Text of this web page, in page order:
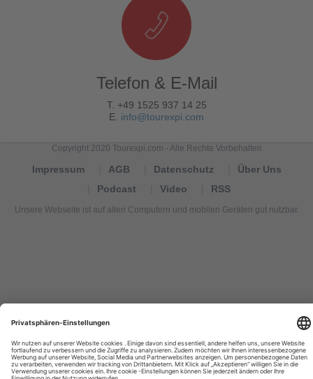
Telefon & E-Mail
T. +49 1525 937 14 25
E. info@tourexpi.com
Copyright 2020 Tourexpi.com - Alle Rechte Vorbehalten
Impressum AGB Datenschutz
Über Uns
Podcast
Video RSS
Unsere Webseite ist auf allen Computern und mobilen Geräten gut nutzbar.
de
Tourismus
Nachrichten,